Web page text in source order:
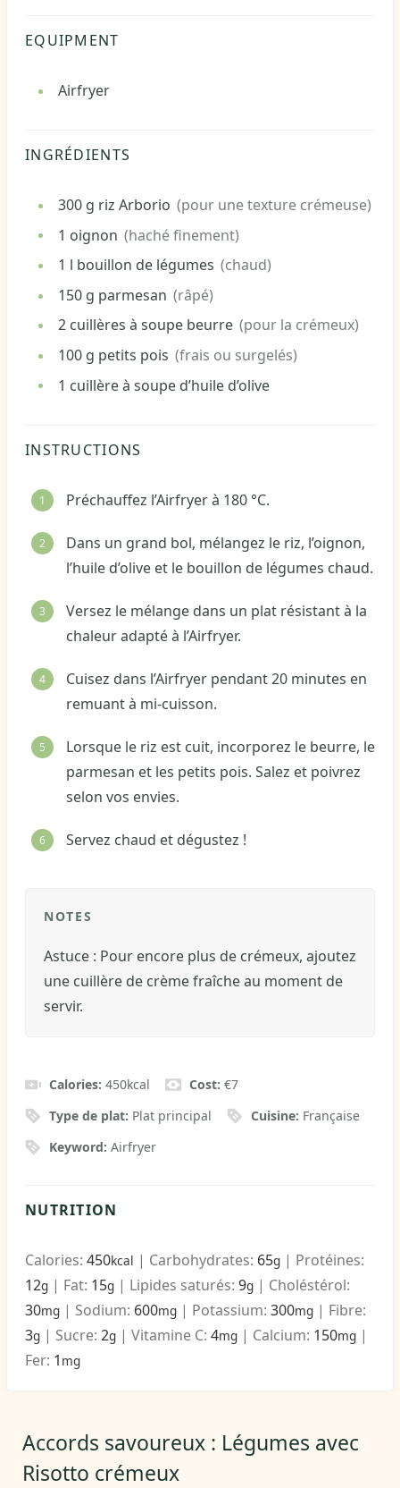
EQUIPMENT
Airfryer
INGRÉDIENTS
300 g riz Arborio (pour une texture crémeuse)
1 oignon (haché finement)
1 l bouillon de légumes (chaud)
150 g parmesan (râpé)
2 cuillères à soupe beurre (pour la crémeux)
100 g petits pois (frais ou surgelés)
1 cuillère à soupe d’huile d’olive
INSTRUCTIONS
Préchauffez l’Airfryer à 180 °C.
Dans un grand bol, mélangez le riz, l’oignon,
l’huile d’olive et le bouillon de légumes chaud.
Versez le mélange dans un plat résistant à la
chaleur adapté à l’Airfryer.
Cuisez dans l’Airfryer pendant 20 minutes en
remuant à mi-cuisson.
Lorsque le riz est cuit, incorporez le beurre, le
parmesan et les petits pois. Salez et poivrez
selon vos envies.
Servez chaud et dégustez !
NOTES
Astuce : Pour encore plus de crémeux, ajoutez
une cuillère de crème fraîche au moment de
servir.
Calories:450kcal Cost:€7
Type de plat: Plat principal Cuisine: Française
Keyword:Airfryer
NUTRITION
Calories: 450kcal | Carbohydrates: 65g | Protéines:
12g | Fat: 15g | Lipides saturés: 9g | Choléstérol:
30mg | Sodium: 600mg | Potassium: 300mg | Fibre:
3g | Sucre: 2g | Vitamine C: 4mg | Calcium: 150mg |
Fer: 1 mg
Accords savoureux : Légumes avec
Risotto crémeux